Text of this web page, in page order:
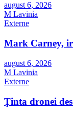
august 6, 2026
M Lavinia
Externe
Mark Carney,
august 6, 2026
M Lavinia
Externe
Ţinta dronei